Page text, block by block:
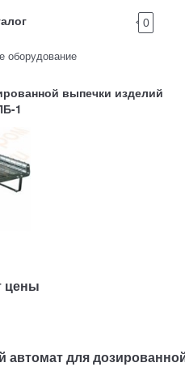
0
оборудование
выпечки изделий
1
цены
автомат для